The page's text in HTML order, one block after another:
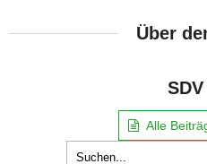
Über
Alle